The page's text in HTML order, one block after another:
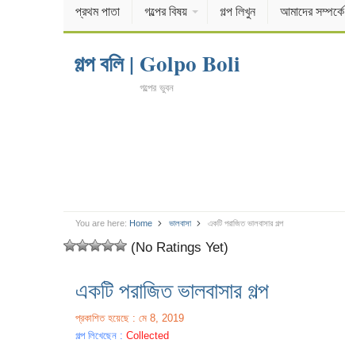
প্রথম পাতা গল্পের বিষয় গল্প লিখুন আমাদের সম্পর্কে
গল্প বলি | Golpo Boli
গল্পের ভুবন
You are here: Home ভালবাসা একটি পরাজিত ভালবাসার গল্প
(No Ratings Yet)
একটি পরাজিত ভালবাসার গল্প
প্রকাশিত হয়েছে : মে 8, 2019
গল্প লিখেছেন : Collected